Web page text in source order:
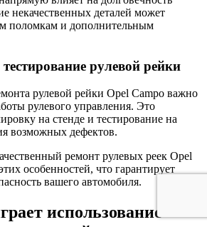
некачественных деталей может
поломкам и дополнительным
рулевой рейки
рулевой рейки Opel Campo важно
рулевого управления. Это
на стенде и тестирование на
возможных дефектов.
ремонт рулевых реек Opel
особенностей, что гарантирует
вашего автомобиля.
использование